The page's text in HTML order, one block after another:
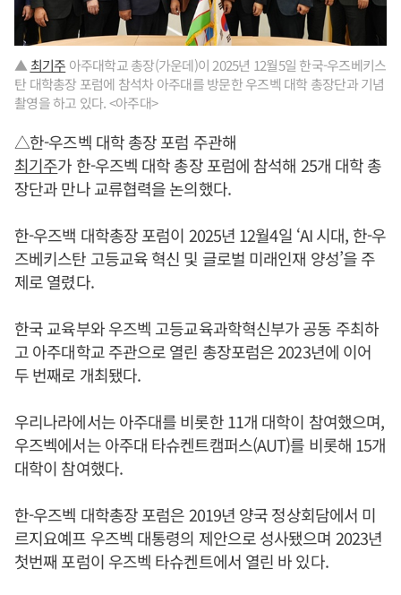
▲ 최기주 아주대학교 총장(가운데)이 2025년 12월5일 한국-우즈베키스
탄 대학총장 포럼에 참석차 아주대를 방문한 우즈벡 대학 총장단과 기념
촬영을 하고 있다. <아주대>
△한-우즈벡 대학 총장 포럼 주관해
최기주가 한-우즈벡 대학 총장 포럼에 참석해 25개 대학 총
장단과 만나 교류협력을 논의했다.
한-우즈백 대학총장 포럼이 2025년 12월4일 ‘AI 시대, 한-우
즈베키스탄 고등교육 혁신 및 글로벌 미래인재 양성’을 주
제로 열렸다.
한국 교육부와 우즈벡 고등교육과학혁신부가 공동 주최하
고 아주대학교 주관으로 열린 총장포럼은 2023년에 이어
두 번째로 개최됐다.
우리나라에서는 아주대를 비롯한 11개 대학이 참여했으며,
우즈벡에서는 아주대 타슈켄트캠퍼스(AUT)를 비롯해 15개
대학이 참여했다.
한-우즈벡 대학총장 포럼은 2019년 양국 정상회담에서 미
르지요예프 우즈벡 대통령의 제안으로 성사됐으며 2023년
첫번째 포럼이 우즈벡 타슈켄트에서 열린 바 있다.